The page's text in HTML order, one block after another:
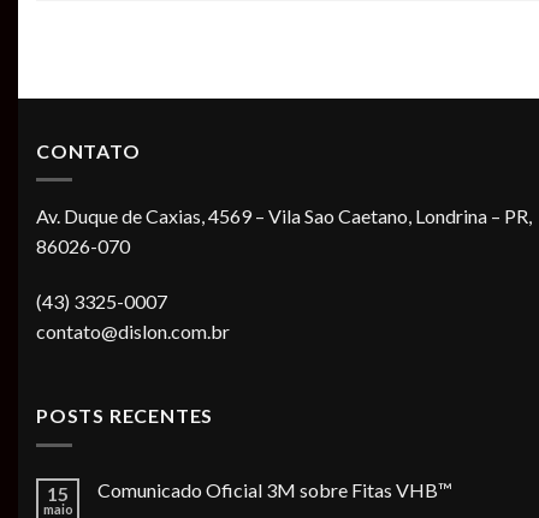
CONTATO
Av. Duque de Caxias, 4569 – Vila Sao Caetano, Londrina – PR,
86026-070
(43) 3325-0007
contato@dislon.com.br
POSTS RECENTES
15
maio
Comunicado Oficial 3M sobre Fitas VHB™